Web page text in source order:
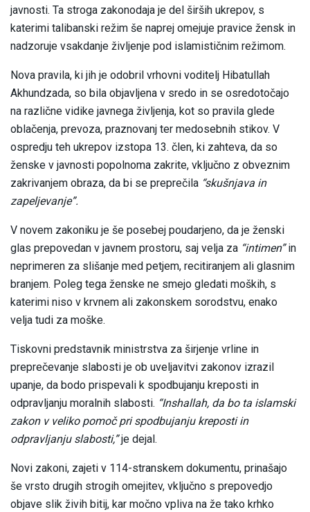
javnosti. Ta stroga zakonodaja je del širših ukrepov, s
katerimi talibanski režim še naprej omejuje pravice žensk in
nadzoruje vsakdanje življenje pod islamističnim režimom.
Nova pravila, ki jih je odobril vrhovni voditelj Hibatullah
Akhundzada, so bila objavljena v sredo in se osredotočajo
na različne vidike javnega življenja, kot so pravila glede
oblačenja, prevoza, praznovanj ter medosebnih stikov. V
ospredju teh ukrepov izstopa 13. člen, ki zahteva, da so
ženske v javnosti popolnoma zakrite, vključno z obveznim
zakrivanjem obraza, da bi se preprečila “skušnjava in
zapeljevanje”.
V novem zakoniku je še posebej poudarjeno, da je ženski
glas prepovedan v javnem prostoru, saj velja za “intimen”in
neprimeren za slišanje med petjem, recitiranjem ali glasnim
branjem. Poleg tega ženske ne smejo gledati moških, s
katerimi niso v krvnem ali zakonskem sorodstvu, enako
velja tudi za moške.
Tiskovni predstavnik ministrstva za širjenje vrline in
preprečevanje slabosti je ob uveljavitvi zakonov izrazil
upanje, da bodo prispevali k spodbujanju kreposti in
odpravljanju moralnih slabosti. “Inshallah, da bo ta islamski
zakon v veliko pomoč pri spodbujanju kreposti in
odpravljanju slabosti,”je dejal.
Novi zakoni, zajeti v 114-stranskem dokumentu, prinašajo
še vrsto drugih strogih omejitev, vključno s prepovedjo
objave slik živih bitij, kar močno vpliva na že tako krhko